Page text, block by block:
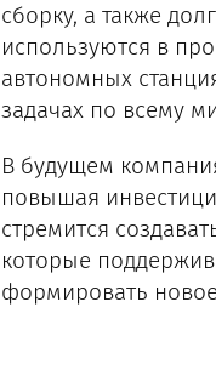
сборку, а также
используются в
автономных
задачах по всему
В будущем
повышая
стремится
которые
формировать